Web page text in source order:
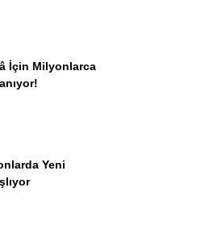
İçin Milyonlarca
Yeni